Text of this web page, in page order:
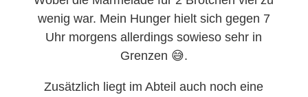
wenig war. Mein Hunger hielt sich gegen 7
Uhr morgens allerdings sowieso sehr in
Grenzen 😅.
Zusätzlich liegt im Abteil auch noch eine